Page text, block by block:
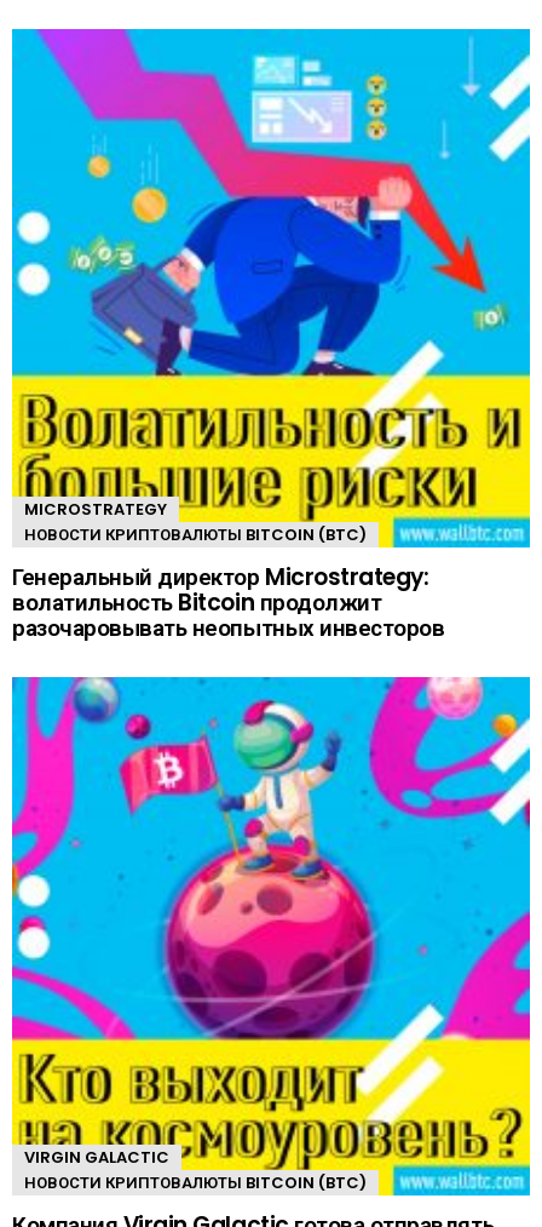
MICROSTRATEGY
НОВОСТИ КРИПТОВАЛЮТЫ BITCOIN (BTC)
Генеральный директор Microstrategy:
волатильность Bitcoin продолжит
разочаровывать неопытных инвесторов
VIRGIN GALACTIC
НОВОСТИ КРИПТОВАЛЮТЫ BITCOIN (BTC)